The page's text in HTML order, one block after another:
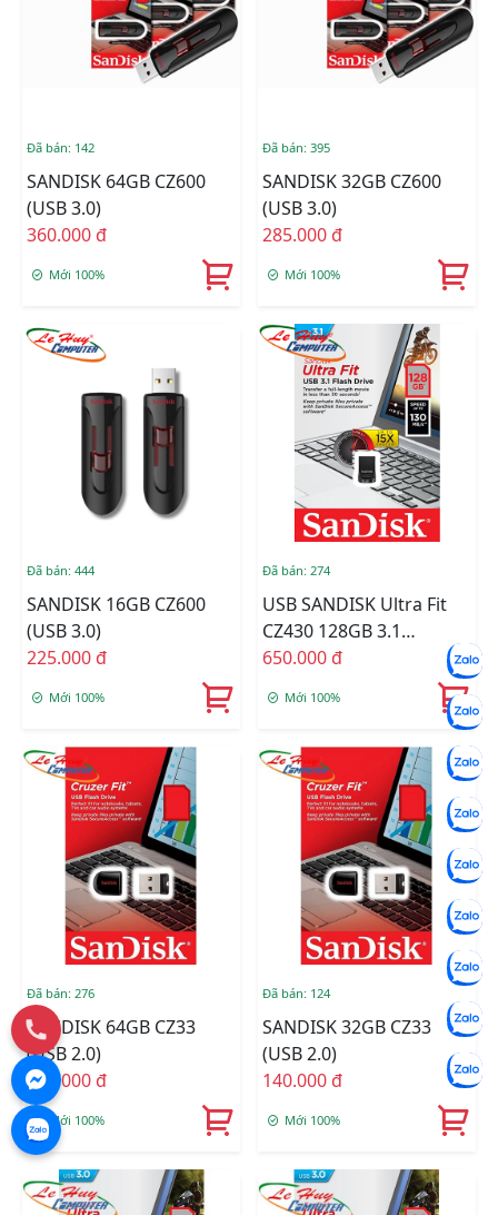
Đã bán: 142
SANDISK 64GB CZ600
(USB 3.0)
360.000 đ
Mới 100%
Đã bán: 395
SANDISK 32GB CZ600
(USB 3.0)
285.000 đ
Mới 100%
Đã bán: 444
SANDISK 16GB CZ600
(USB 3.0)
225.000 đ
Mới 100%
Đã bán: 274
USB SANDISK Ultra Fit
CZ430 128GB 3.1
SDCZ430-0128G-G46
650.000 đ
Mới 100%
Đã bán: 276
SANDISK 64GB CZ33
(USB 2.0)
145.000 đ
Mới 100%
Đã bán: 124
SANDISK 32GB CZ33
(USB 2.0)
140.000 đ
Mới 100%